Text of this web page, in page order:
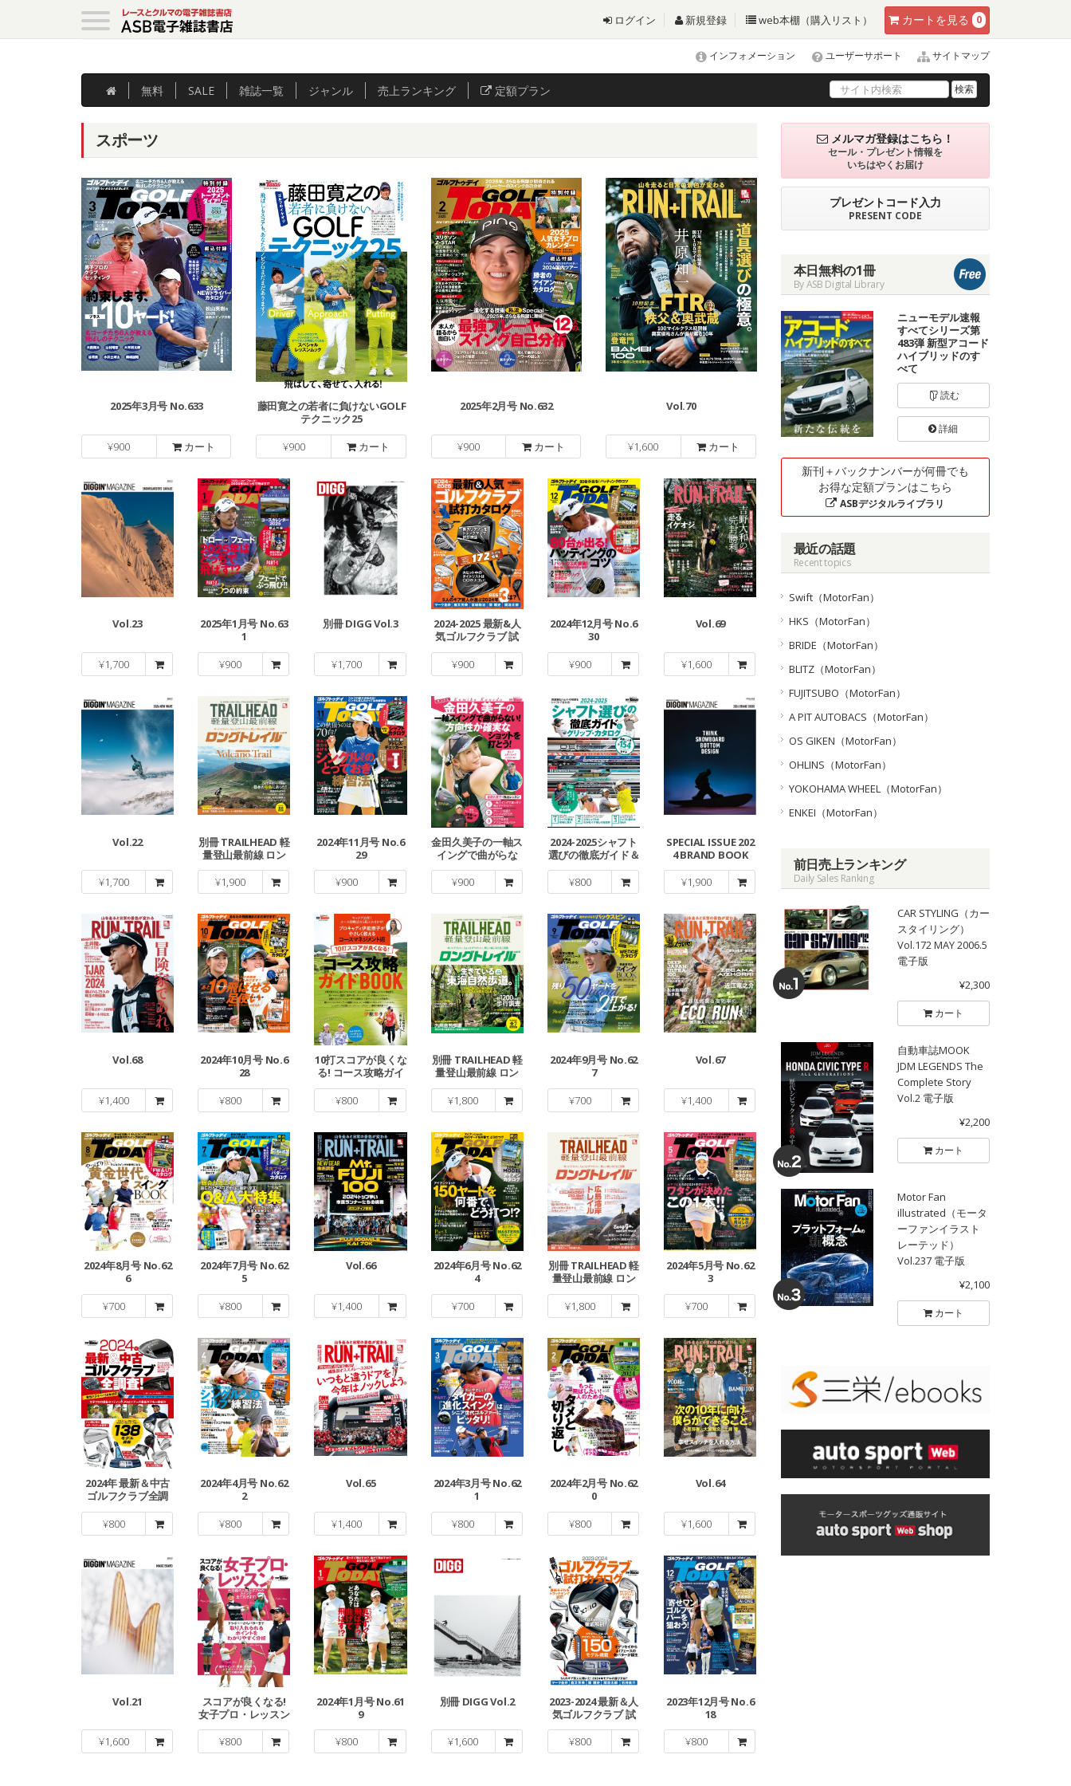
カート を見る 0
ログイン 新規登録 web本棚（購入リスト）
インフォメーション ユーザーサポート サイトマップ
無料 SALE 雑誌一覧 ジャンル 売上ランキング 定額プラン 検索
スポーツ
2025年3月号 No.633
¥900 カート
藤田寛之の若者に負けないGOLF
テクニック25
¥900 カート
2025年2月号 No.632
¥900 カート
Vol.70
¥1,600 カート
Vol.23
¥1,700
2025年1月号 No.63
1
¥900
別冊 DIGG Vol.3
¥1,700
2024-2025 最新&人
気ゴルフクラブ 試
打カタログ
¥900
2024年12月号 No.6
30
¥900
Vol.69
¥1,600
Vol.22
¥1,700
別冊 TRAILHEAD 軽
量登山最前線 ロン
グトレイル Vol.5
¥1,900
2024年11月号 No.6
29
¥900
金田久美子の一軸ス
イングで曲がらな
い! 方向性が確実な
ショットを打とう!
¥900
2024-2025シャフト
選びの徹底ガイド＆
グリップ・カタログ
¥800
SPECIAL ISSUE 202
4 BRAND BOOK
¥1,900
Vol.68
¥1,400
2024年10月号 No.6
28
¥800
10打スコアが良くな
る! コース攻略ガイ
ドBOOK
¥800
別冊 TRAILHEAD 軽
量登山最前線 ロン
グトレイル Vol.4
¥1,800
2024年9月号 No.62
7
¥700
Vol.67
¥1,400
2024年8月号 No.62
6
¥700
2024年7月号 No.62
5
¥800
Vol.66
¥1,400
2024年6月号 No.62
4
¥700
別冊 TRAILHEAD 軽
量登山最前線 ロン
グトレイル Vol.3
¥1,800
2024年5月号 No.62
3
¥700
2024年 最新＆中古
ゴルフクラブ全調
査！
¥800
2024年4月号 No.62
2
¥800
Vol.65
¥1,400
2024年3月号 No.62
1
¥800
2024年2月号 No.62
0
¥800
Vol.64
¥1,600
Vol.21
¥1,600
スコアが良くなる!
女子プロ・レッスン
¥800
2024年1月号 No.61
9
¥800
別冊 DIGG Vol.2
¥1,600
2023-2024 最新＆人
気ゴルフクラブ 試
打カタログ
¥800
2023年12月号 No.6
18
¥800
メルマガ登録はこちら！
セール・プレゼント情報を
いちはやくお届け
プレゼントコード入力
PRESENT CODE
本日無料の1冊
By ASB Digital Library
ニューモデル速報
すべてシリーズ第
483弾 新型アコード
ハイブリッドのす
べて
読む
詳細
新刊＋バックナンバーが何冊でも
お得な定額プランはこちら
ASBデジタルライブラリ
最近の話題
Recent topics
Swift（MotorFan）
HKS（MotorFan）
BRIDE（MotorFan）
BLITZ（MotorFan）
FUJITSUBO（MotorFan）
A PIT AUTOBACS（MotorFan）
OS GIKEN（MotorFan）
OHLINS（MotorFan）
YOKOHAMA WHEEL（MotorFan）
ENKEI（MotorFan）
前日売上ランキング
Daily Sales Ranking
CAR STYLING（カー
スタイリング）
Vol.172 MAY 2006.5
電子版
¥2,300
カート
自動車誌MOOK
JDM LEGENDS The
Complete Story
Vol.2 電子版
¥2,200
カート
Motor Fan
illustrated（モータ
ーファンイラスト
レーテッド）
Vol.237 電子版
¥2,100
カート